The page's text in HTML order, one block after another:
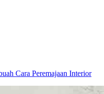
Cara Peremajaan Interior